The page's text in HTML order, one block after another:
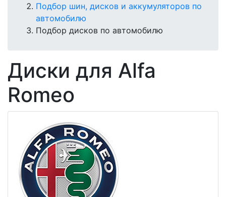
Подбор шин, дисков и аккумуляторов по
автомобилю
Подбор дисков по автомобилю
Диски для Alfa
Romeo